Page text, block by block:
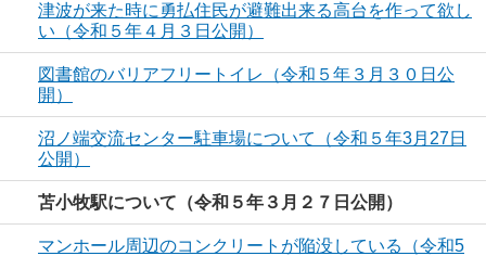
津波が来た時に勇払住民が避難出来る高台を作って欲し
い（令和５年４月３日公開）
図書館のバリアフリートイレ（令和５年３月３０日公
開）
沼ノ端交流センター駐車場について（令和５年3月27日
公開）
苫小牧駅について（令和５年３月２７日公開）
マンホール周辺のコンクリートが陥没している（令和5